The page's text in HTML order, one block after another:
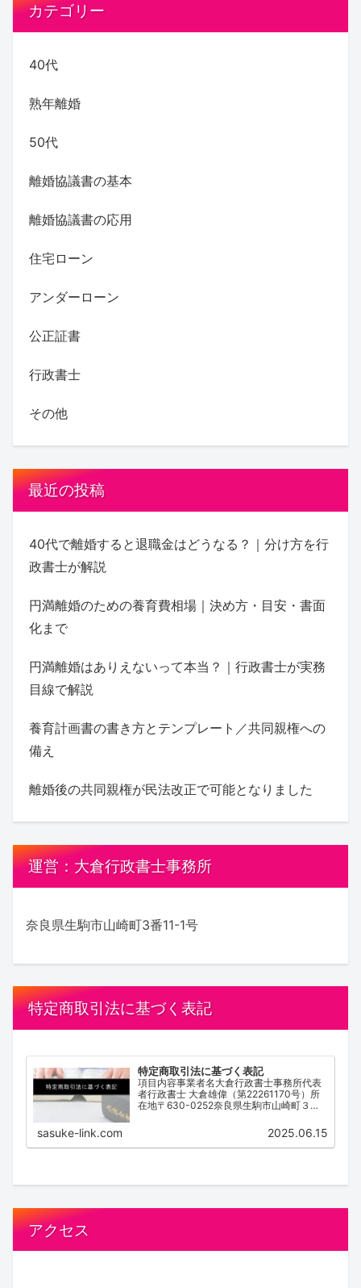
カテゴリー
40代
熟年離婚
50代
離婚協議書の基本
離婚協議書の応用
住宅ローン
アンダーローン
公正証書
行政書士
その他
最近の投稿
40代で離婚すると退職金はどうなる？｜分け方を行
政書士が解説
円満離婚のための養育費相場｜決め方・目安・書面
化まで
円満離婚はありえないって本当？｜行政書士が実務
目線で解説
養育計画書の書き方とテンプレート／共同親権への
備え
離婚後の共同親権が民法改正で可能となりました
運営：大倉行政書士事務所
奈良県生駒市山崎町3番11-1号
特定商取引法に基づく表記
特定商取引法に基づく表記
項目内容事業者名大倉行政書士事務所代表
者行政書士 大倉雄偉（第22261170号）所
在地〒630-0252奈良県生駒市山崎町３番
間 / 受付時間9:00~18:00（不定休）サービ
sasuke-link.com 2025.06.15
アクセス